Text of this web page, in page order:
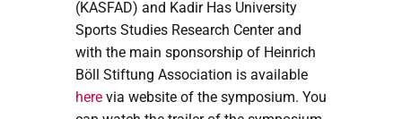
(KASFAD) and Kadir Has University
Sports Studies Research Center and
with the main sponsorship of Heinrich
Böll Stiftung Association is available
here via website of the symposium. You